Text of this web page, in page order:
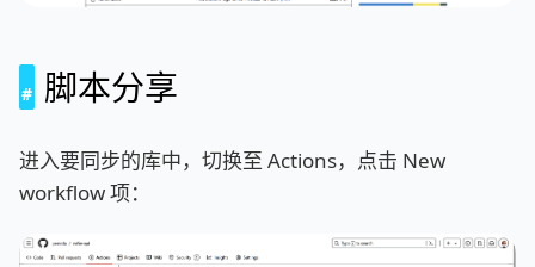
脚本分享
进入要同步的库中，切换至 Actions，点击 New
workflow 项：